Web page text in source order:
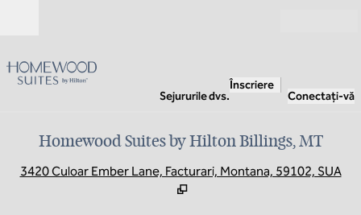
Sejururile dvs.
Înscriere
Conectați-vă
Homewood Suites by Hilton Billings, MT
3420 Culoar Ember Lane, Facturari, Montana, 59102, SUA